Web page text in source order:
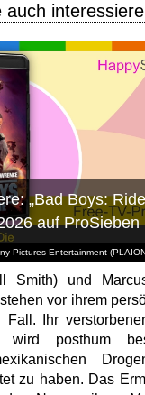
auch
Pictures Entertainment
„Bad Boys:
auf ProSieben
Smith) und
vor ihrem
Fall. Ihr
wird posthum
zu haben. Das